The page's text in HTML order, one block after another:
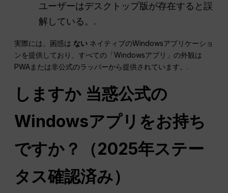
ユーザーはデスクトップ版が存在すると誤
解している。.
実際には、困惑は ない ネイティブのWindowsアプリケーショ
ンを提供しており、すべての「Windowsアプリ」の外観は
PWAまたは非公式のラッパーから提供されています。.
しますか 当惑公式の
Windowsアプリをお持ち
ですか？（2025年ステー
タス確認済み）